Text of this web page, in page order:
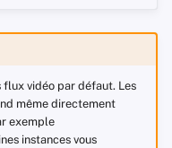
vidéo par défaut. Les
même directement
exemple
instances vous